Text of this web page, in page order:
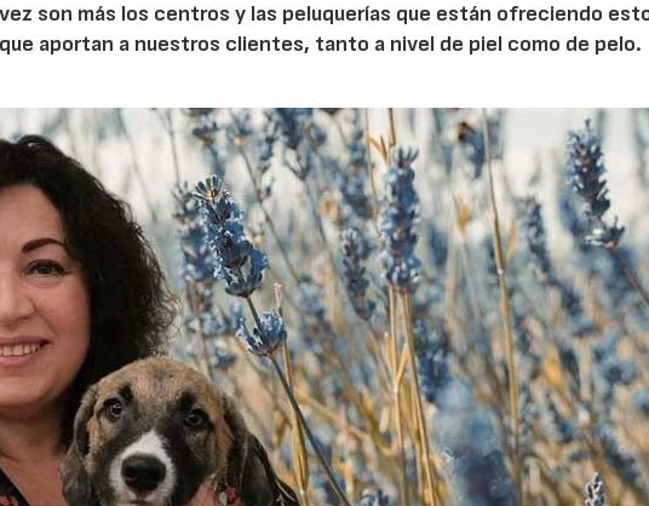
son más los centros y las peluquerías que están ofreciendo
aportan a nuestros clientes, tanto a nivel de piel como de pelo.